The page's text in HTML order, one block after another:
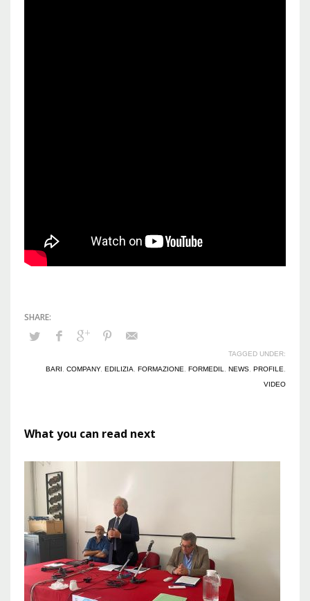
TAGGED UNDER:
BARI , COMPANY, EDILIZIA, FORMAZIONE, FORMEDIL, NEWS, PROFILE,
VIDEO
What you can read next